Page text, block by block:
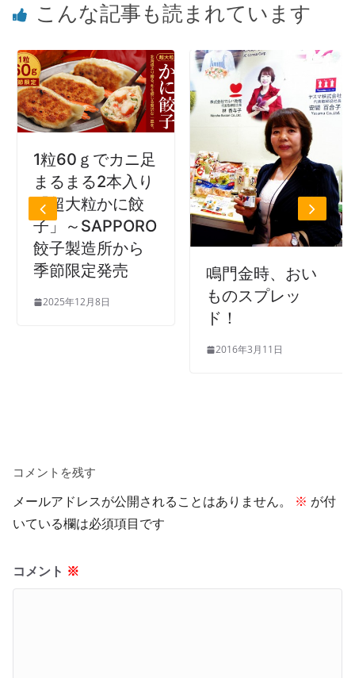
こんな記事も読まれています
1粒60ｇでカニ足
まるまる2本入り
「超大粒かに餃
子」～SAPPORO
餃子製造所から
季節限定発売
2025年12月8日
鳴門金時、おい
ものスプレッ
ド！
2016年3月11日
コメントを残す
メールアドレスが公開されることはありません。 ※ が付
いている欄は必須項目です
コメント ※